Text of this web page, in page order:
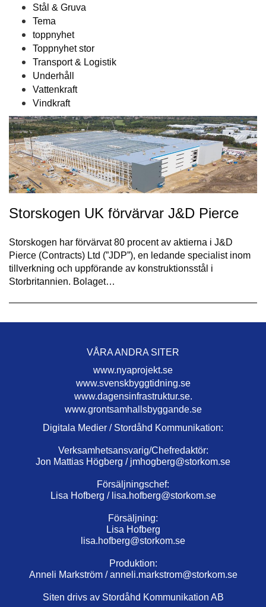
Stål & Gruva
Tema
toppnyhet
Toppnyhet stor
Transport & Logistik
Underhåll
Vattenkraft
Vindkraft
Storskogen UK förvärvar J&D Pierce
Storskogen har förvärvat 80 procent av aktierna i J&D
Pierce (Contracts) Ltd (”JDP”), en ledande specialist inom
tillverkning och uppförande av konstruktionsstål i
Storbritannien. Bolaget…
VÅRA ANDRA SITER
www.nyaprojekt.se
www.svenskbyggtidning.se
www.dagensinfrastruktur.se.
www.grontsamhallsbyggande.se
Digitala Medier / Stordåhd Kommunikation:
Verksamhetsansvarig/Chefredaktör:
Jon Mattias Högberg / jmhogberg@storkom.se
Försäljningschef:
Lisa Hofberg / lisa.hofberg@storkom.se
Försäljning:
Lisa Hofberg
lisa.hofberg@storkom.se
Produktion:
Anneli Markström /anneli.markstrom@storkom.se
Siten drivs av Stordåhd Kommunikation AB